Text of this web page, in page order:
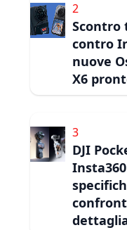
2
Scontro
contro
nuove
X6
3
DJI